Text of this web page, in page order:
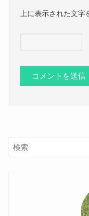
上に表示された文字